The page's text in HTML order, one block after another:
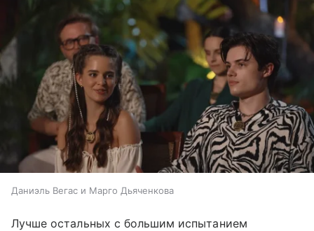
Даниэль Вегас и Марго Дьяченкова
Лучше остальных с большим испытанием